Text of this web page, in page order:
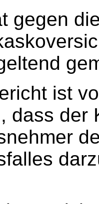
gegen
ist
dass der